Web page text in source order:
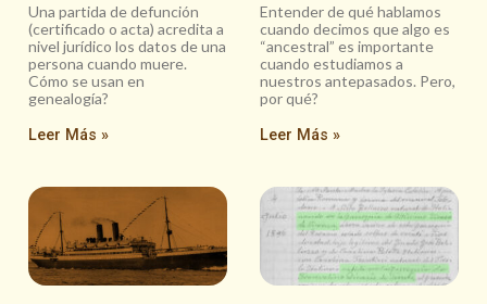
Una partida de defunción
(certificado o acta) acredita a
nivel jurídico los datos de una
persona cuando muere.
Cómo se usan en
genealogía?
Leer Más »
Entender de qué hablamos
cuando decimos que algo es
“ancestral” es importante
cuando estudiamos a
nuestros antepasados. Pero,
por qué?
Leer Más »